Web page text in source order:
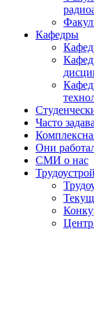
Кафедры
Часто
Они
СМИ о нас
Центр